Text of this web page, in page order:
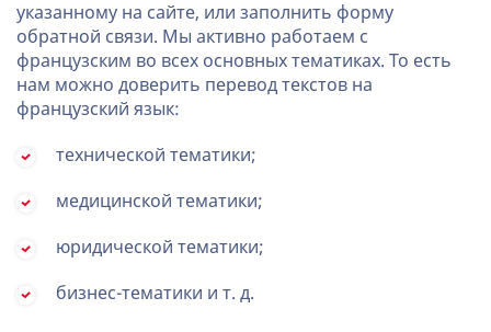
указанному на сайте, или заполнить форму
обратной связи. Мы активно работаем с
французским во всех основных тематиках. То есть
нам можно доверить перевод текстов на
французский язык:
технической тематики;
медицинской тематики;
юридической тематики;
бизнес-тематики и т. д.